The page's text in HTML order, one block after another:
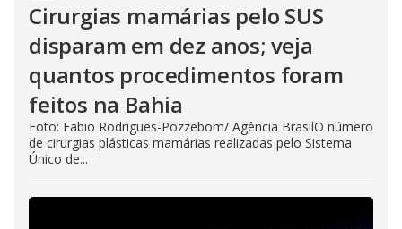
Cirurgias mamárias pelo SUS
disparam em dez anos; veja
quantos procedimentos foram
feitos na Bahia
Foto: Fabio Rodrigues-Pozzebom/ Agência BrasilO número
de cirurgias plásticas mamárias realizadas pelo Sistema
Único de...